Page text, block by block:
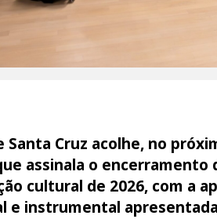
Santa Cruz acolhe, no
assinala o encerramento
cultural de 2026, com a
e instrumental